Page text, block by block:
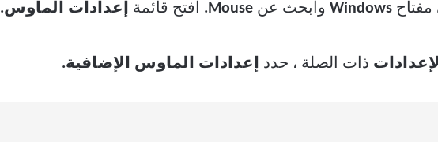
Windows وابحث عن Mouse. افتح قائمة إعدادات الماوس.
ذات الصلة ، حدد إعدادات الماوس الإضافية.